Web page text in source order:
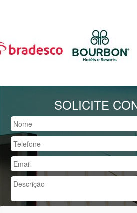
SOLICITE